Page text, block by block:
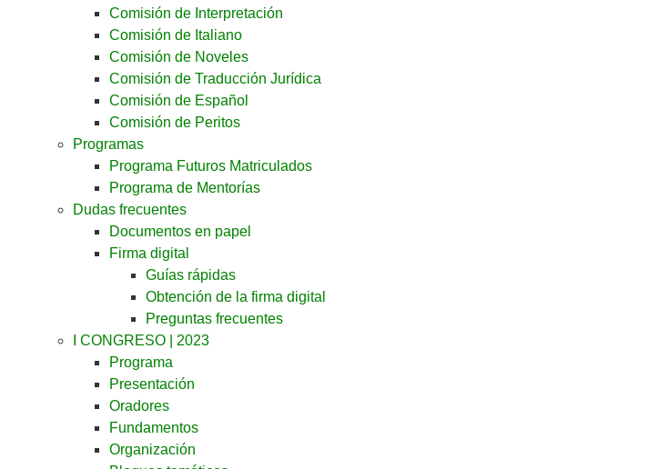
Comisión de Interpretación
Comisión de Italiano
Comisión de Noveles
Comisión de Traducción Jurídica
Comisión de Español
Comisión de Peritos
Programas
Programa Futuros Matriculados
Programa de Mentorías
Dudas frecuentes
Documentos en papel
Firma digital
Guías rápidas
Obtención de la firma digital
Preguntas frecuentes
I CONGRESO | 2023
Programa
Presentación
Oradores
Fundamentos
Organización